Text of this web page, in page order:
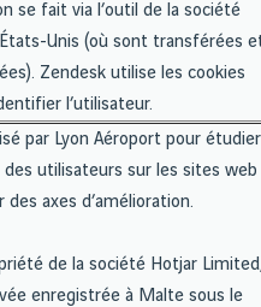
se fait via l’outil de la société
Unis (où sont transférées
Zendesk utilise les cookies
l’utilisateur.
par Lyon Aéroport pour étudier
utilisateurs sur les sites web
des axes d’amélioration.
de la société Hotjar
enregistrée à Malte sous le